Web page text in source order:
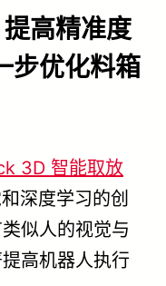
高精准度
步优化料箱
3D 智能取放
深度学习的创
似人的视觉与
高机器人执行